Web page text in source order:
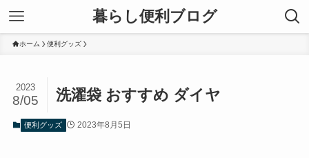
暮らし便利ブログ
ホーム 便利グッズ
洗濯袋 おすすめ ダイヤ
2023
8/05
便利グッズ 2023年8月5日